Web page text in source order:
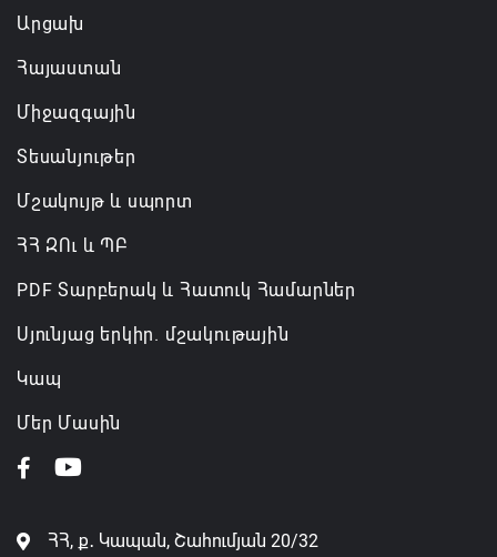
Արցախ
Հայաստան
Միջազգային
Տեսանյութեր
Մշակույթ և սպորտ
ՀՀ ԶՈւ և ՊԲ
PDF Տարբերակ և Հատուկ Համարներ
Սյունյաց երկիր. մշակութային
Կապ
Մեր Մասին
ՀՀ, ք․ Կապան, Շահումյան 20/32